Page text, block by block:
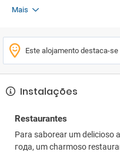
Mais
Este alojamento destaca-
Instalações
Restaurantes
Para saborear um delicioso
года, um charmoso